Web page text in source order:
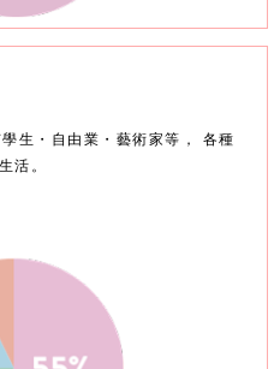
生・自由業・藝術家等， 各種
活。